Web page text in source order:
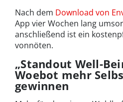
Nach dem Download von
App vier Wochen lang
anschließend ist ein
vonnöten.
„Standout Well-
Woebot mehr
gewinnen